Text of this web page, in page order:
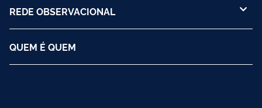
REDE OBSERVACIONAL
QUEM É QUEM